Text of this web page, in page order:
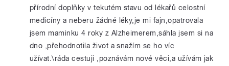
přírodní doplňky v tekutém stavu od lékařů celostní
medicíny a neberu žádné léky,je mi fajn,opatrovala
jsem maminku 4 roky z Alzheimerem,sáhla jsem si na
dno ,přehodnotila život a snažím se ho víc
užívat.\ráda cestuji ,poznávám nové věci,a užívám jak